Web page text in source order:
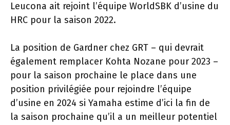
Leucona ait rejoint l’équipe WorldSBK d’usine du
HRC pour la saison 2022.
La position de Gardner chez GRT – qui devrait
également remplacer Kohta Nozane pour 2023 –
pour la saison prochaine le place dans une
position privilégiée pour rejoindre l’équipe
d’usine en 2024 si Yamaha estime d’ici la fin de
la saison prochaine qu’il a un meilleur potentiel